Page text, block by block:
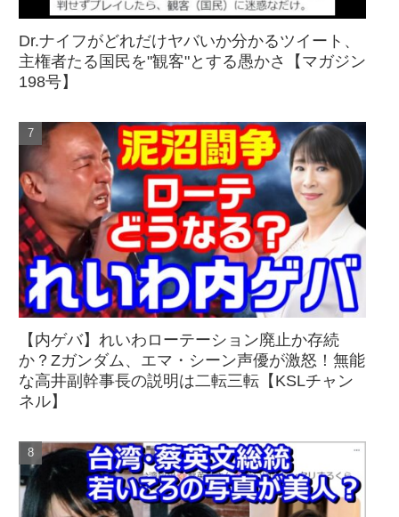
Dr.ナイフがどれだけヤバいか分かるツイート、
主権者たる国民を"観客"とする愚かさ【マガジン
198号】
【内ゲバ】れいわローテーション廃止か存続
か？Zガンダム、エマ・シーン声優が激怒！無能
な高井副幹事長の説明は二転三転【KSLチャン
ネル】